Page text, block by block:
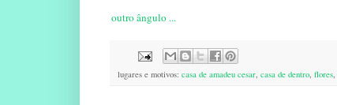
outro ângulo ...
lugares e motivos: casa de amadeu cesar, casa de dentro, flores,